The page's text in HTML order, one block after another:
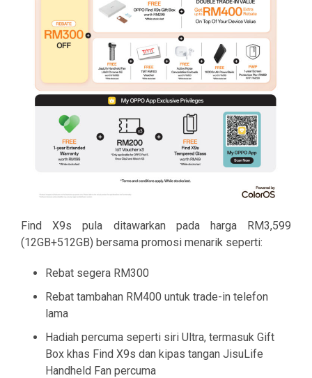
Find X9s pula ditawarkan pada harga RM3,599
(12GB+512GB) bersama promosi menarik seperti:
Rebat segera RM300
Rebat tambahan RM400 untuk trade-in telefon
lama
Hadiah percuma seperti siri Ultra, termasuk Gift
Box khas Find X9s dan kipas tangan JisuLife
Handheld Fan percuma